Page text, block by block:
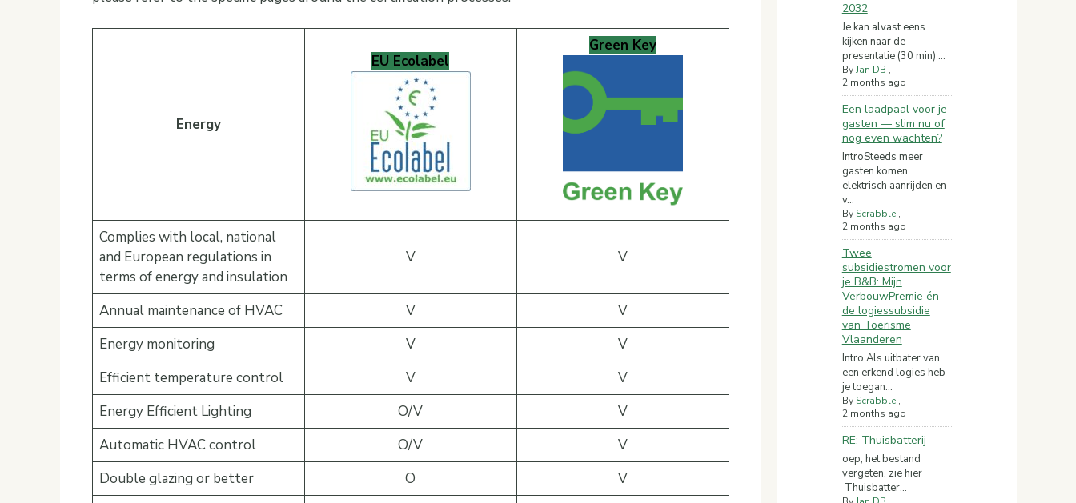
Energy
EU Ecolabel
Green Key
Complies with local, national
and European regulations in
terms of energy and insulation
V V
Annual maintenance of HVAC V
V
Energy monitoring
V
V
Efficient temperature control
V
V
Energy Efficient Lighting
O/V
V
Automatic HVAC control
O/V
V
Double glazing or better
O
V
2032
Je kan alvast eens
kijken naar de
presentatie (30 min) ...
ByJan DB ,
2 months ago
Een laadpaal voor je
gasten — slim nu of
nog even wachten?
IntroSteeds meer
gasten komen
elektrisch aanrijden en
v...
By Scrabble,
2 months ago
Twee
subsidiestromen voor
je B&B: Mijn
VerbouwPremie én
de logiessubsidie
van Toerisme
Vlaanderen
Intro Als uitbater van
een erkend logies heb
je toegan...
By Scrabble,
2 months ago
RE: Thuisbatterij
oep, het bestand
vergeten, zie hier
Thuisbatter...